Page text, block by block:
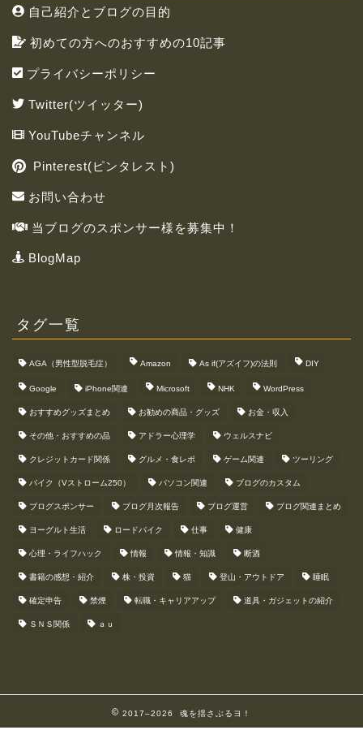
自己紹介とブログの目的
初めての方へのおすすめの10記事
プライバシーポリシー
Twitter(ツイッター)
YouTubeチャンネル
Pinterest(ピンタレスト)
お問い合わせ
当ブログのスポンサー様を募集中！
BlogMap
タグ一覧
AGA（男性型脱毛症） Amazon As if(アズイフ)の法則 DIY
Google iPhone関連 Microsoft NHK WordPress
おすすめグッズまとめ お勧めの商品・グッズ お金・収入
その他・おすすめの品 アドラー心理学 ウェルスナビ
クレジットカード関係 グルメ・食レポ ゲーム関連 ツーリング
バイク（Vストローム250） パソコン関連 ブログのカスタム
ブログスポンサー ブログ月次報告 ブログ運営 ブログ関連まとめ
ヨーグルト生活 ロードバイク 仕事 健康
心理・ライフハック 情報 情報・知識 断酒
書籍の感想・紹介 株・投資 猫 登山・アウトドア 睡眠
確定申告 禁煙 転職・キャリアアップ 道具・ガジェットの紹介
ＳＮＳ関係 ａｕ
2017–2026 魂を揺さぶるヨ！